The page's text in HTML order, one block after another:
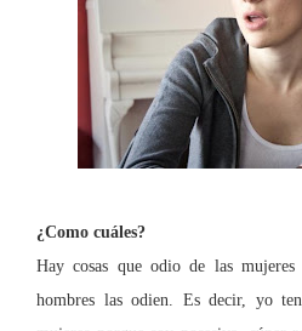
¿Como cuáles?
Hay cosas que odio de las
hombres las odien. Es decir, yo